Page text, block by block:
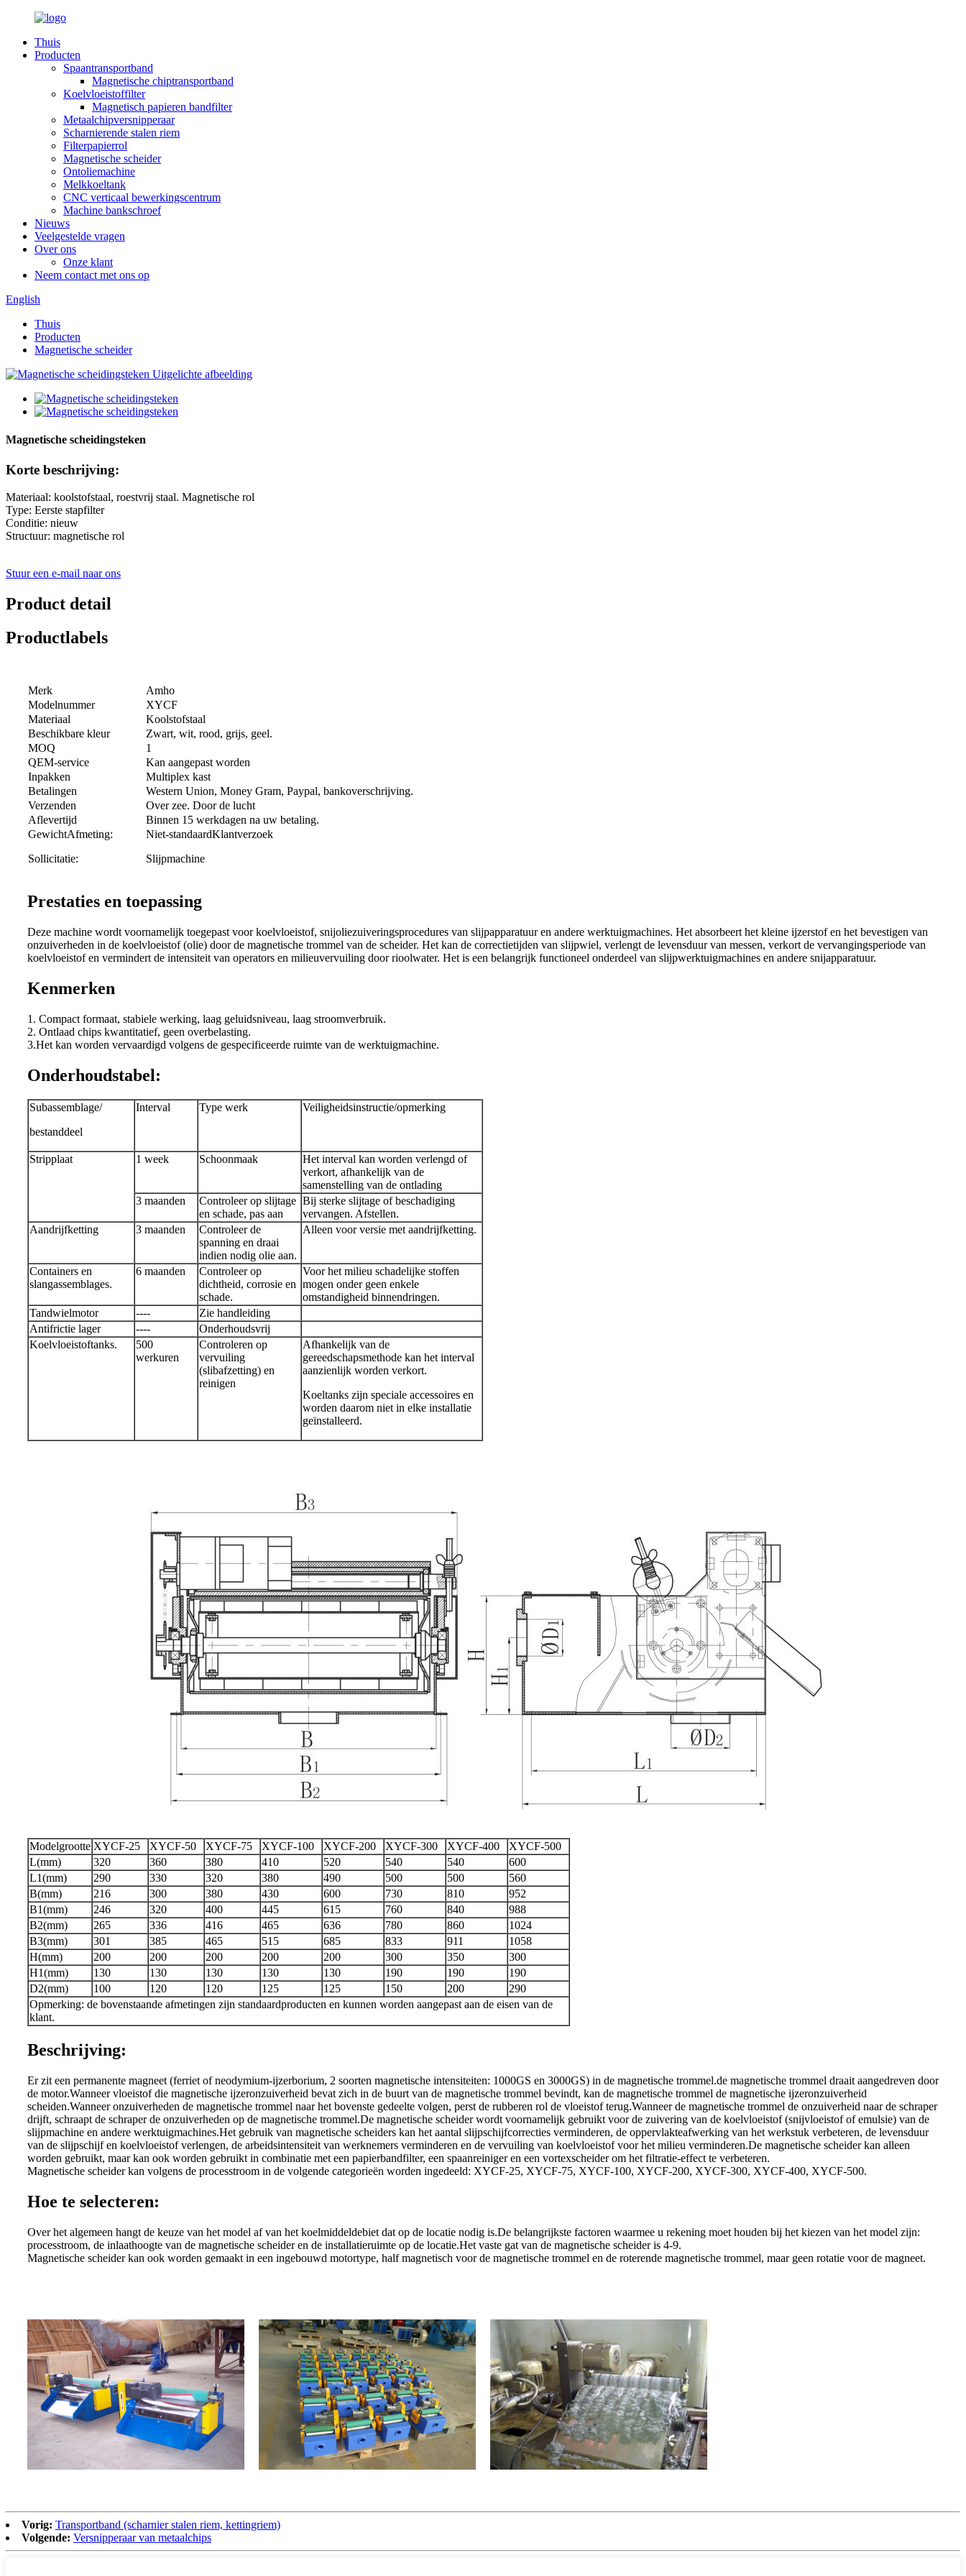
Thuis
Producten
Spaantransportband
Magnetische chiptransportband
Koelvloeistoffilter
Magnetisch papieren bandfilter
Metaalchipversnipperaar
Scharnierende stalen riem
Filterpapierrol
Magnetische scheider
Ontoliemachine
Melkkoeltank
CNC verticaal bewerkingscentrum
Machine bankschroef
Nieuws
Veelgestelde vragen
Over ons
Onze klant
Neem contact met ons op
English
Thuis
Producten
Magnetische scheider
Magnetische scheidingsteken
Korte beschrijving:
Materiaal: koolstofstaal, roestvrij staal. Magnetische rol
Type: Eerste stapfilter
Conditie: nieuw
Structuur: magnetische rol
Stuur een e-mail naar ons
Product detail
Productlabels
Merk
Amho
Modelnummer
XYCF
Materiaal
Koolstofstaal
Beschikbare kleur
Zwart, wit, rood, grijs, geel.
MOQ
1
QEM-service
Kan aangepast worden
Inpakken
Multiplex kast
Betalingen
Western Union, Money Gram, Paypal, bankoverschrijving.
Verzenden
Over zee. Door de lucht
Aflevertijd
Binnen 15 werkdagen na uw betaling.
GewichtAfmeting:
Sollicitatie:
Niet-standaardKlantverzoek
Slijpmachine
Prestaties en toepassing
Deze machine wordt voornamelijk toegepast voor koelvloeistof, snijoliezuiveringsprocedures van slijpapparatuur en andere werktuigmachines. Het absorbeert het kleine ijzerstof en het bevestigen van
onzuiverheden in de koelvloeistof (olie) door de magnetische trommel van de scheider. Het kan de correctietijden van slijpwiel, verlengt de levensduur van messen, verkort de vervangingsperiode van
koelvloeistof en vermindert de intensiteit van operators en milieuvervuiling door rioolwater. Het is een belangrijk functioneel onderdeel van slijpwerktuigmachines en andere snijapparatuur.
Kenmerken
1. Compact formaat, stabiele werking, laag geluidsniveau, laag stroomverbruik.
2. Ontlaad chips kwantitatief, geen overbelasting.
3.Het kan worden vervaardigd volgens de gespecificeerde ruimte van de werktuigmachine.
Onderhoudstabel:
Subassemblage/
bestanddeel
Interval Type werk Veiligheidsinstructie/opmerking
Stripplaat 1 week Schoonmaak
Het interval kan worden verlengd of
verkort, afhankelijk van de
samenstelling van de ontlading
3 maanden
Controleer op slijtage
en schade, pas aan
Bij sterke slijtage of beschadiging
vervangen. Afstellen.
Aandrijfketting
3 maanden
Controleer de
spanning en draai
indien nodig olie aan.
Alleen voor versie met aandrijfketting.
Containers en
slangassemblages.
6 maanden
Controleer op
dichtheid, corrosie en
schade.
Voor het milieu schadelijke stoffen
mogen onder geen enkele
omstandigheid binnendringen.
Tandwielmotor
----
Zie handleiding
Antifrictie lager
----
Onderhoudsvrij
Koelvloeistoftanks.
500
werkuren
Controleren op
vervuiling
(slibafzetting) en
reinigen
Afhankelijk van de
gereedschapsmethode kan het interval
aanzienlijk worden verkort.
Koeltanks zijn speciale accessoires en
worden daarom niet in elke installatie
geïnstalleerd.
Modelgrootte XYCF-25 XYCF-50 XYCF-75 XYCF-100 XYCF-200 XYCF-300 XYCF-400
XYCF-500
L(mm)
320 360 380 410 520 540 540
600
L1(mm)
290 330 320 380 490 500 500
560
B(mm)
216 300 380 430 600 730 810
952
B1(mm)
246 320 400 445 615 760 840
988
B2(mm)
265 336 416 465 636 780 860
1024
B3(mm)
301 385 465 515 685 833 911
1058
H(mm)
200 200 200 200 200 300 350
300
H1(mm)
130 130 130 130 130 190 190
190
D2(mm)
100 120 120 125 125 150 200
290
Opmerking: de bovenstaande afmetingen zijn standaardproducten en kunnen worden aangepast aan de eisen van de
klant.
Beschrijving:
Er zit een permanente magneet (ferriet of neodymium-ijzerborium, 2 soorten magnetische intensiteiten: 1000GS en 3000GS) in de magnetische trommel.de magnetische trommel draait aangedreven door
de motor.Wanneer vloeistof die magnetische ijzeronzuiverheid bevat zich in de buurt van de magnetische trommel bevindt, kan de magnetische trommel de magnetische ijzeronzuiverheid
scheiden.Wanneer onzuiverheden de magnetische trommel naar het bovenste gedeelte volgen, perst de rubberen rol de vloeistof terug.Wanneer de magnetische trommel de onzuiverheid naar de schraper
drijft, schraapt de schraper de onzuiverheden op de magnetische trommel.De magnetische scheider wordt voornamelijk gebruikt voor de zuivering van de koelvloeistof (snijvloeistof of emulsie) van de
slijpmachine en andere werktuigmachines.Het gebruik van magnetische scheiders kan het aantal slijpschijfcorrecties verminderen, de oppervlakteafwerking van het werkstuk verbeteren, de levensduur
van de slijpschijf en koelvloeistof verlengen, de arbeidsintensiteit van werknemers verminderen en de vervuiling van koelvloeistof voor het milieu verminderen.De magnetische scheider kan alleen
worden gebruikt, maar kan ook worden gebruikt in combinatie met een papierbandfilter, een spaanreiniger en een vortexscheider om het filtratie-effect te verbeteren.
Magnetische scheider kan volgens de processtroom in de volgende categorieën worden ingedeeld: XYCF-25, XYCF-75, XYCF-100, XYCF-200, XYCF-300, XYCF-400, XYCF-500.
Hoe te selecteren:
Over het algemeen hangt de keuze van het model af van het koelmiddeldebiet dat op de locatie nodig is.De belangrijkste factoren waarmee u rekening moet houden bij het kiezen van het model zijn:
processtroom, de inlaathoogte van de magnetische scheider en de installatieruimte op de locatie.Het vaste gat van de magnetische scheider is 4-9.
Magnetische scheider kan ook worden gemaakt in een ingebouwd motortype, half magnetisch voor de magnetische trommel en de roterende magnetische trommel, maar geen rotatie voor de magneet.
Vorig: Transportband (scharnier stalen riem, kettingriem)
Volgende: Versnipperaar van metaalchips